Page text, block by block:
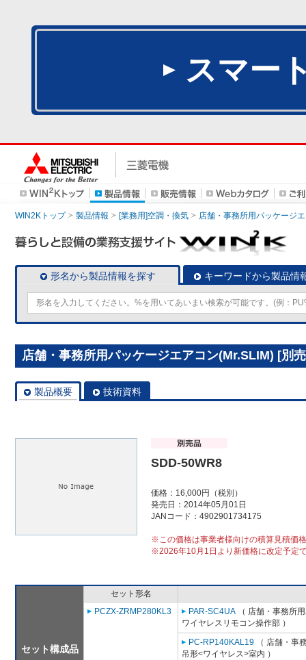
スマー
WIN2Kトップ 製品情報 [業務用]空調・換気 店舗・事務所用パッケージ
形名から製品情報を探す キーワードから製品情
店舗・事務所用パッケージエアコン(Mr.SLIM) [別
製品概要 技術資料
SDD-50WR8
価格：16,000円（税別）
発売日：2014年05月01日
JANコード：4902901734175
※この価格は事業者様向けの積算見積価
※2026年10月1日より新価格に改定予定
セット構成品
セット形名
PCZX-ZRMP280KL3
PAR-SC4UA （ 店舗・事務所
ワイヤレスリモコン操作部 ）
PC-RP140KAL19 （ 店舗・事
吊形<ワイヤレス>室内 ）